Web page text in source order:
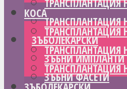
ТРАНСПЛАНТАЦИЯ
ТРАНСПЛАНТАЦИЯ
ЗЪБОЛЕКАРСКИ
ЗЪБНИ ИМПЛАНТИ
ЗЪБНИ ФАСЕТИ
КОСА
ТРАНСПЛАНТАЦИЯ
ТРАНСПЛАНТАЦИЯ
ТРАНСПЛАНТАЦИЯ